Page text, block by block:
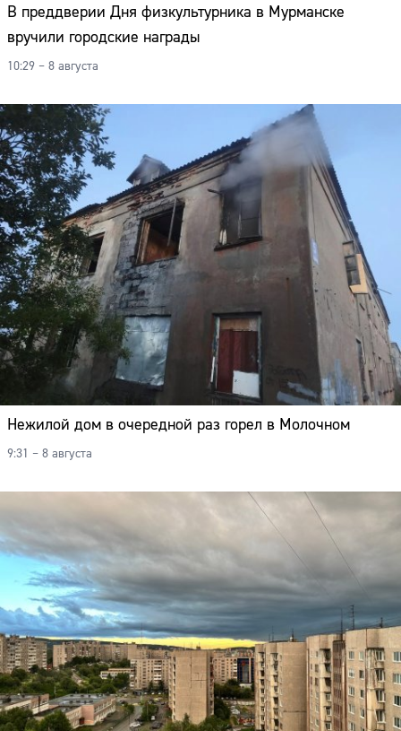
В преддверии Дня физкультурника в Мурманске
вручили городские награды
10:29 – 8 августа
Нежилой дом в очередной раз горел в Молочном
9:31 – 8 августа